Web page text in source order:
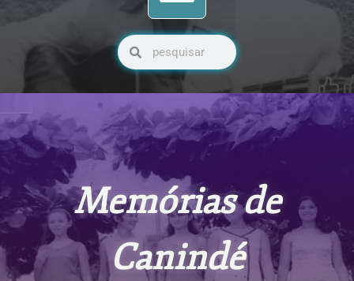
Pesquisar
Memórias de
Canindé